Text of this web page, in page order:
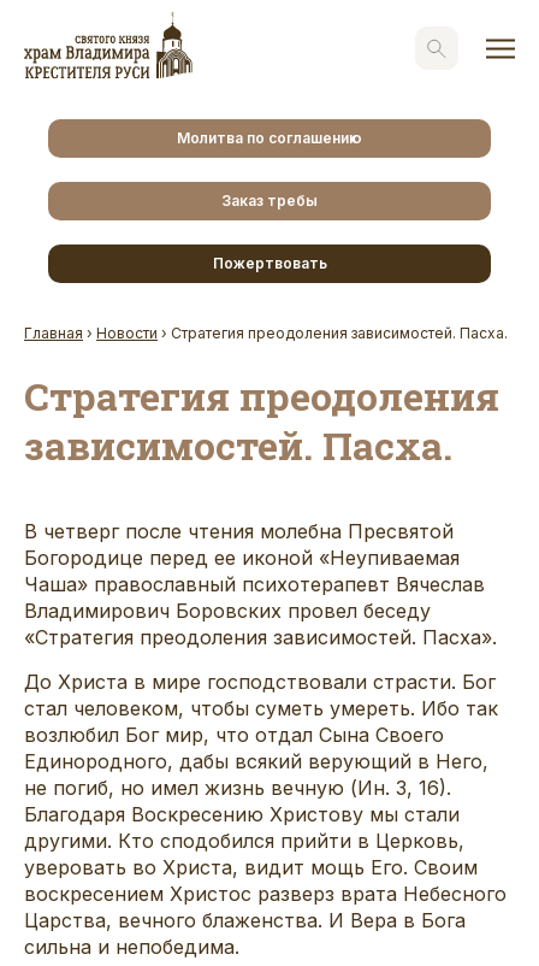
Молитва по соглашению
Заказ требы
Пожертвовать
Главная › Новости › Стратегия преодоления зависимостей. Пасха.
Стратегия преодоления
зависимостей. Пасха.
В четверг после чтения молебна Пресвятой
Богородице перед ее иконой «Неупиваемая
Чаша» православный психотерапевт Вячеслав
Владимирович Боровских провел беседу
«Стратегия преодоления зависимостей. Пасха».
До Христа в мире господствовали страсти. Бог
стал человеком, чтобы суметь умереть. Ибо так
возлюбил Бог мир, что отдал Сына Своего
Единородного, дабы всякий верующий в Него,
не погиб, но имел жизнь вечную (Ин. 3, 16).
Благодаря Воскресению Христову мы стали
другими. Кто сподобился прийти в Церковь,
уверовать во Христа, видит мощь Его. Своим
воскресением Христос разверз врата Небесного
Царства, вечного блаженства. И Вера в Бога
сильна и непобедима.